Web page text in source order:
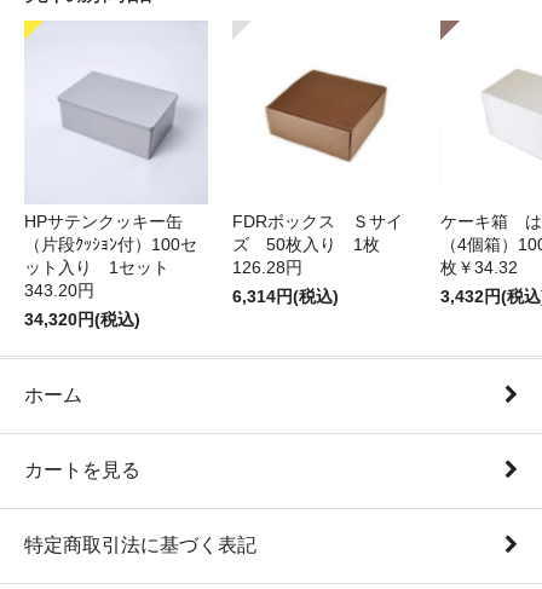
HPサテンクッキー缶
（片段ｸｯｼｮﾝ付）100セ
ット入り 1セット
343.20円
34,320円(税込)
FDRボックス Ｓサイ
ズ 50枚入り 1枚
126.28円
6,314円(税込)
ケーキ箱 は
（4個箱）
枚￥34.32
3,432円(税
ホーム
カートを見る
特定商取引法に基づく表記